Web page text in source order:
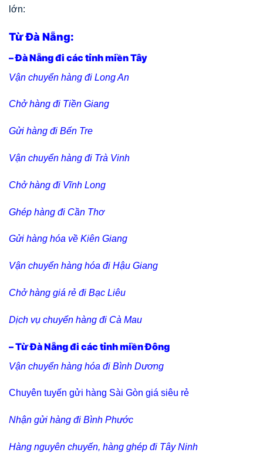
lớn:
Từ Đà Nẵng:
– Đà Nẵng đi các tỉnh miền Tây
Vận chuyển hàng đi Long An
Chở hàng đi Tiền Giang
Gửi hàng đi Bến Tre
Vận chuyển hàng đi Trà Vinh
Chở hàng đi Vĩnh Long
Ghép hàng đi Cần Thơ
Gửi hàng hóa về Kiên Giang
Vận chuyển hàng hóa đi Hậu Giang
Chở hàng giá rẻ đi Bạc Liêu
Dịch vụ chuyển hàng đi Cà Mau
– Từ Đà Nẵng đi các tỉnh miền Đông
Vận chuyển hàng hóa đi Bình Dương
Chuyên tuyến gửi hàng Sài Gòn giá siêu rẻ
Nhận gửi hàng đi Bình Phước
Hàng nguyên chuyến, hàng ghép đi Tây Ninh